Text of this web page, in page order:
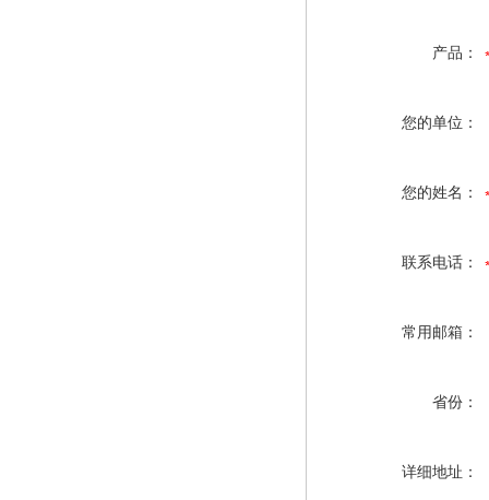
产品：
您的单位：
您的姓名：
联系电话：
常用邮箱：
省份：
详细地址：